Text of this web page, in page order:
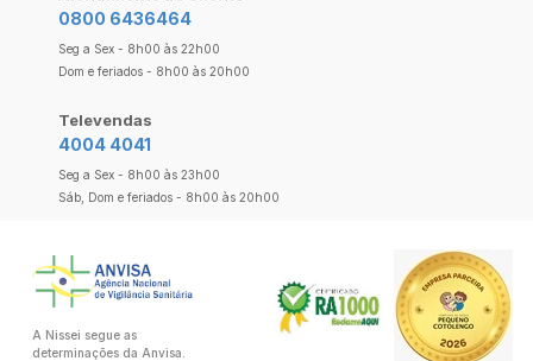
0800 6436464
Seg a Sex - 8h00 às 22h00
Dom e feriados - 8h00 às 20h00
Televendas
4004 4041
Seg a Sex - 8h00 às 23h00
Sáb, Dom e feriados - 8h00 às 20h00
A Nissei segue as
determinações da Anvisa.